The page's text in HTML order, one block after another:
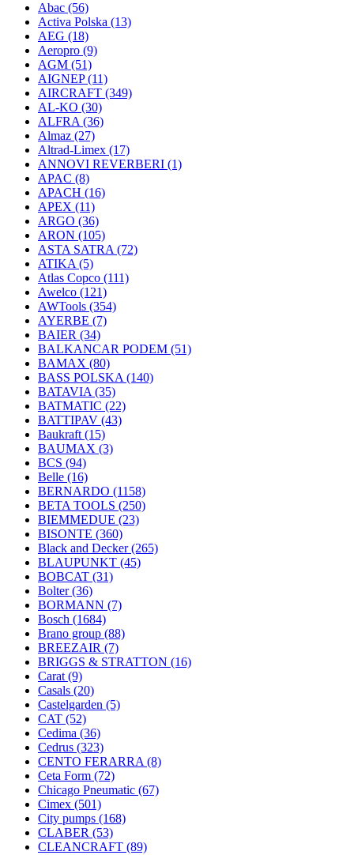
Abac (56)
Activa Polska (13)
AEG (18)
Aeropro (9)
AGM (51)
AIGNEP(11)
AIRCRAFT (349)
AL-KO (30)
ALFRA (36)
Almaz (27)
Altrad-Limex (17)
ANNOVI REVERBERI (1)
APAC (8)
APACH (16)
APEX (11)
ARGO (36)
ARON (105)
ASTA SATRA (72)
ATIKA (5)
Atlas Copco (111)
Awelco (121)
AWTools (354)
AYERBE (7)
BAIER (34)
BALKANCAR PODEM (51)
BAMAX (80)
BASS POLSKA (140)
BATAVIA (35)
BATMATIC (22)
BATTIPAV (43)
Baukraft (15)
BAUMAX (3)
BCS (94)
Belle (16)
BERNARDO (1158)
BETA TOOLS (250)
BIEMMEDUE (23)
BISONTE (360)
Black and Decker(265)
BLAUPUNKT (45)
BOBCAT (31)
Bolter(36)
BORMANN (7)
Bosch (1684)
Brano group (88)
BREEZAIR (7)
BRIGGS & STRATTON (16)
Carat (9)
Casals (20)
Castelgarden (5)
CAT (52)
Cedima (36)
Cedrus (323)
CENTO FERARRA (8)
Ceta Form (72)
Chicago Pneumatic (67)
Cimex (501)
City pumps (168)
CLABER (53)
CLEANCRAFT (89)